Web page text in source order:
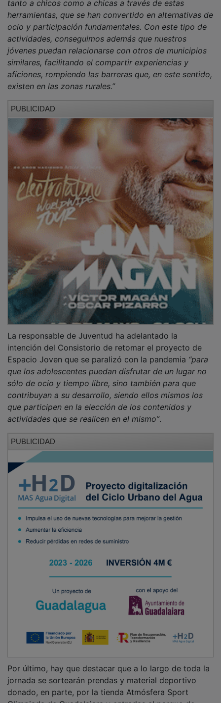
herramientas, que se han convertido en alternativas de
ocio y participación fundamentales. Con este tipo de
actividades, conseguimos además que nuestros
jóvenes puedan relacionarse con otros de municipios
similares, facilitando el compartir experiencias y
aficiones, rompiendo las barreras que, en este sentido,
existen en las zonas rurales.”
intención del Consistorio de retomar el proyecto de
Espacio Joven que se paralizó con la pandemia“para
que los adolescentes puedan disfrutar de un lugar no
sólo de ocio y tiempo libre, sino también para que
contribuyan a su desarrollo, siendo ellos mismos los
que participen en la elección de los contenidos y
actividades que se realicen en el mismo”.
jornada se sortearán prendas y material deportivo
donado, en parte, por la tienda Atmósfera Sport
Olimpiada de Guadalajara y entradas al parque de